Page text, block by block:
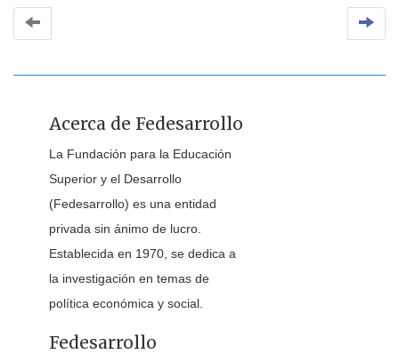
Acerca de Fedesarrollo
La Fundación para la Educación
Superior y el Desarrollo
(Fedesarrollo) es una entidad
privada sin ánimo de lucro.
Establecida en 1970, se dedica a
la investigación en temas de
política económica y social.
Fedesarrollo